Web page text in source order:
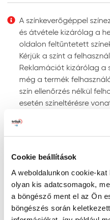
Cookie beállítások
A weboldalunkon cookie-
olyan kis adatcsomagok,
a böngésző ment el az Ön
böngészés során
paramétereket az
Színezhetőség:
színben színezhető.
Megjegyzés: a javasolt
a legjobb tudásunk szerinti
a felhasználót az adott
Gépi színkeverés: a
alkalmazzon „nem
kifakulhatnak.
A gépi színkeverés
megfelelő színmérő
szemünkkel látott színt
A színkeverőgéppel
és átvétele kizárólag a
oldalon feltűntetett
Kérjük a színt a
Reklamációt kizárólag a
még a termék
szín ellenőrzés nélkül
esetén színeltérésre
Szín keresése kód szerint
RAL, NCS, és PPG Voice of
alábbiak szerint:
- RAL kód: a RAL szó után
számkaraktert (pl. RAL 7001)
- NCS kód: az S betű után